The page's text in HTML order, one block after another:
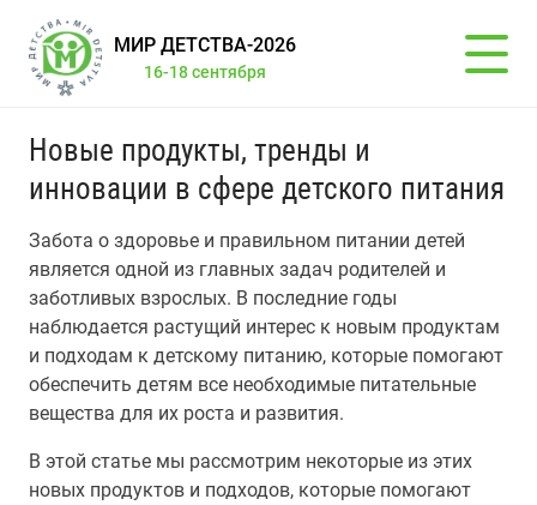
МИР ДЕТСТВА-2026
16-18 сентября
Новые продукты, тренды и
инновации в сфере детского питания
Забота о здоровье и правильном питании детей
является одной из главных задач родителей и
заботливых взрослых. В последние годы
наблюдается растущий интерес к новым продуктам
и подходам к детскому питанию, которые помогают
обеспечить детям все необходимые питательные
вещества для их роста и развития.
В этой статье мы рассмотрим некоторые из этих
новых продуктов и подходов, которые помогают